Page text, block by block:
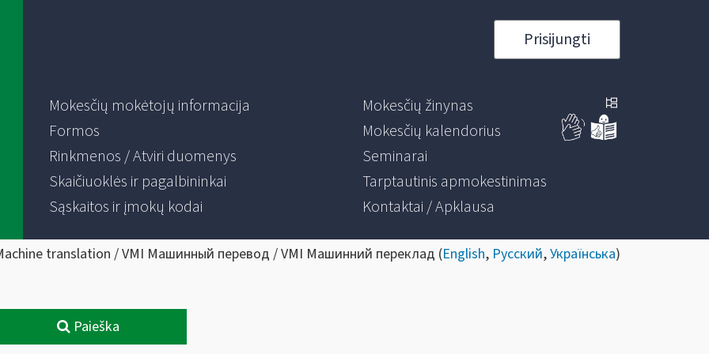
Prisijungti
Mokesčių mokėtojų informacija
Formos
Rinkmenos / Atviri duomenys
Skaičiuoklės ir pagalbininkai
Sąskaitos ir įmokų kodai
Mokesčių žinynas
Mokesčių kalendorius
Seminarai
Tarptautinis apmokestinimas
Kontaktai / Apklausa
translation / VMI Машинный перевод / VMI Машинний переклад (English, Русский,Українська)
Paieška